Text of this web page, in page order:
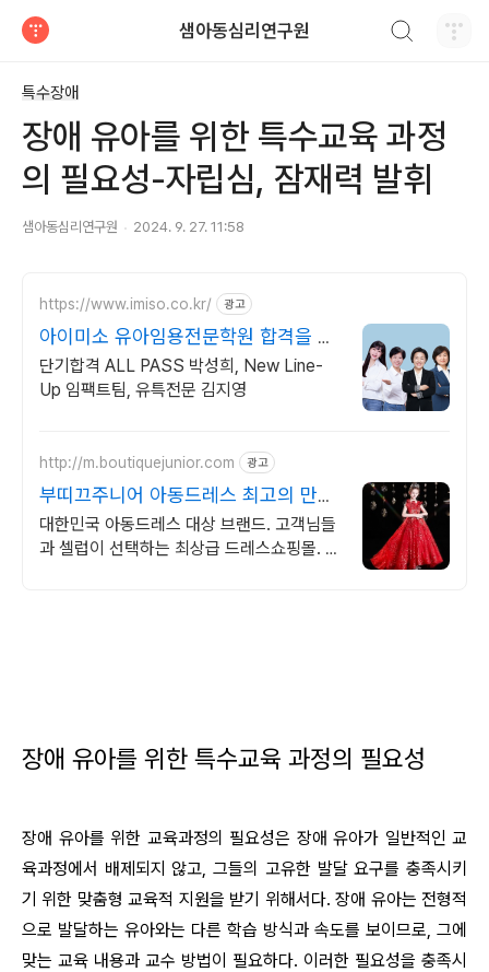
샘아동심리연구원
특수장애
장애 유아를 위한 특수교육 과정
의 필요성-자립심, 잠재력 발휘
샘아동심리연구원 2024. 9. 27. 11:58
https://www.imiso.co.kr/ 광고
아이미소 유아임용전문학원 합격을 위
한 하반기 패키지
단기합격 ALL PASS 박성희, New Line-
Up 임팩트팀, 유특전문 김지영
http://m.boutiquejunior.com 광고
부띠끄주니어 아동드레스 최고의 만족,
최고의 퀄리티
대한민국 아동드레스 대상 브랜드. 고객님들
과 셀럽이 선택하는 최상급 드레스쇼핑몰. 최
장애 유아를 위한 특수교육 과정의 필요성
장애 유아를 위한 교육과정의 필요성은 장애 유아가 일반적인 교
육과정에서 배제되지 않고, 그들의 고유한 발달 요구를 충족시키
기 위한 맞춤형 교육적 지원을 받기 위해서다. 장애 유아는 전형적
으로 발달하는 유아와는 다른 학습 방식과 속도를 보이므로, 그에
맞는 교육 내용과 교수 방법이 필요하다. 이러한 필요성을 충족시